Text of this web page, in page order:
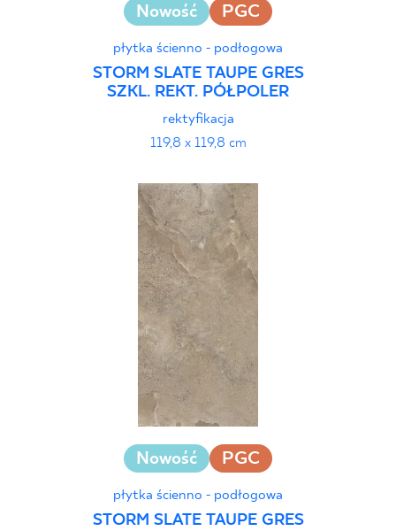
Nowość PGC
płytka ścienno - podłogowa
STORM SLATE TAUPE GRES
SZKL. REKT. PÓŁPOLER
rektyfikacja
119,8 x 119,8 cm
Nowość PGC
płytka ścienno - podłogowa
STORM SLATE TAUPE GRES